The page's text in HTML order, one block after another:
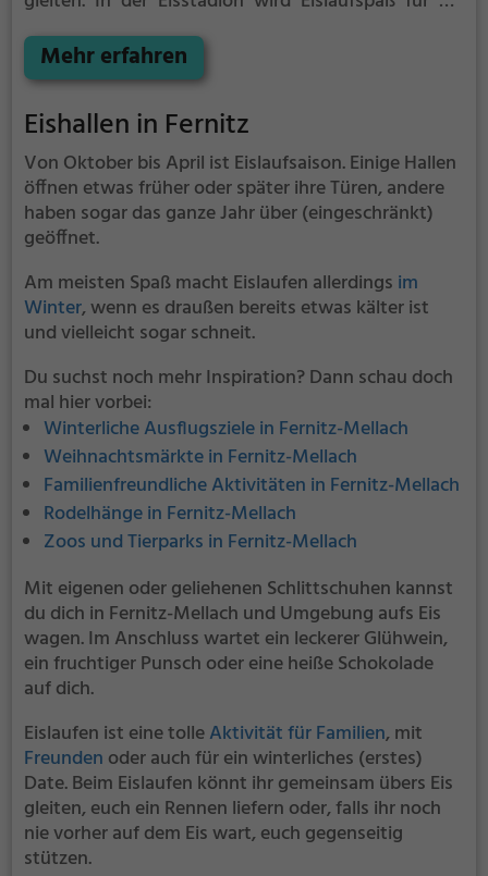
Anfänger können sich mit Laufhilfen aufs Eis wagen.
Mehr erfahren
Eishallen in Fernitz
Von Oktober bis April ist Eislaufsaison. Einige Hallen
öffnen etwas früher oder später ihre Türen, andere
haben sogar das ganze Jahr über (eingeschränkt)
geöffnet.
Am meisten Spaß macht Eislaufen allerdings im
Winter, wenn es draußen bereits etwas kälter ist
und vielleicht sogar schneit.
Du suchst noch mehr Inspiration? Dann schau doch
mal hier vorbei:
Winterliche Ausflugsziele in Fernitz-Mellach
Weihnachtsmärkte in Fernitz-Mellach
Familienfreundliche Aktivitäten in Fernitz-Mellach
Rodelhänge in Fernitz-Mellach
Zoos und Tierparks in Fernitz-Mellach
Mit eigenen oder geliehenen Schlittschuhen kannst
du dich in Fernitz-Mellach und Umgebung aufs Eis
wagen. Im Anschluss wartet ein leckerer Glühwein,
ein fruchtiger Punsch oder eine heiße Schokolade
auf dich.
Eislaufen ist eine tolleAktivität für Familien, mit
Freunden oder auch für ein winterliches (erstes)
Date. Beim Eislaufen könnt ihr gemeinsam übers Eis
gleiten, euch ein Rennen liefern oder, falls ihr noch
nie vorher auf dem Eis wart, euch gegenseitig
stützen.